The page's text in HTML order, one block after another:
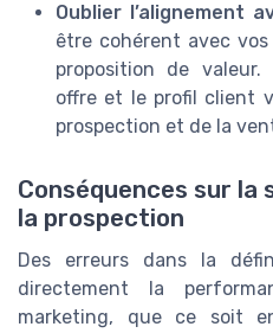
Oublier l’alignement
être cohérent avec
proposition de
offre et le profil client
prospection et de la
Conséquences sur
la prospection
Des erreurs dans la
directement la
marketing, que ce soit